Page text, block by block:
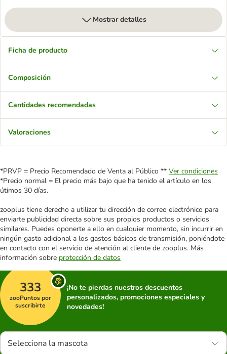
Mostrar detalles
Ficha de producto
Composición
Cantidades recomendadas
Valoraciones
*PRVP = Precio Recomendado de Venta al Público ** Ver condiciones
*Precio normal = El precio más bajo que ha tenido el artículo en los
útimos 30 días.
zooplus tiene derecho a utilizar tu dirección de correo electrónico para
enviarte publicidad directa sobre sus propios productos o servicios
similares. Puedes oponerte a ello en cualquier momento, sin incurrir en
ningún gasto adicional a los gastos básicos de transmisión, poniéndote
en contacto con el servicio de atención al cliente de zooplus. Más
información sobre protección de datos
333
zooPuntos por
suscribirte
¡No te pierdas nuestros descuentos
personalizados, promociones especiales y
novedades!
Selecciona la mascota